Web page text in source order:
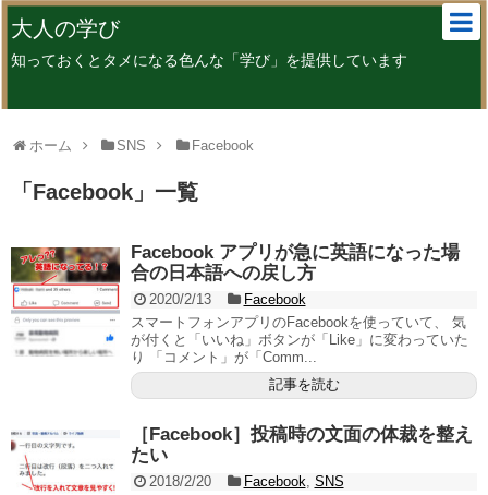
大人の学び
知っておくとタメになる色んな「学び」を提供しています
ホーム SNS Facebook
「 Facebook 」 一覧
Facebook アプリが急に英語になった場
合の日本語への戻し方
2020/2/13
Facebook
スマートフォンアプリのFacebookを使っていて、 気
が付くと「いいね」ボタンが「Like」に変わっていた
り 「コメント」が「Comm...
記事を読む
［Facebook］投稿時の文面の体裁を整え
たい
2018/2/20 Facebook, SNS